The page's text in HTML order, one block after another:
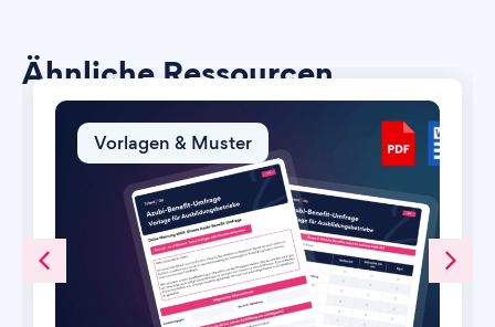
Ähnliche Ressourcen
Vorlagen & Muster